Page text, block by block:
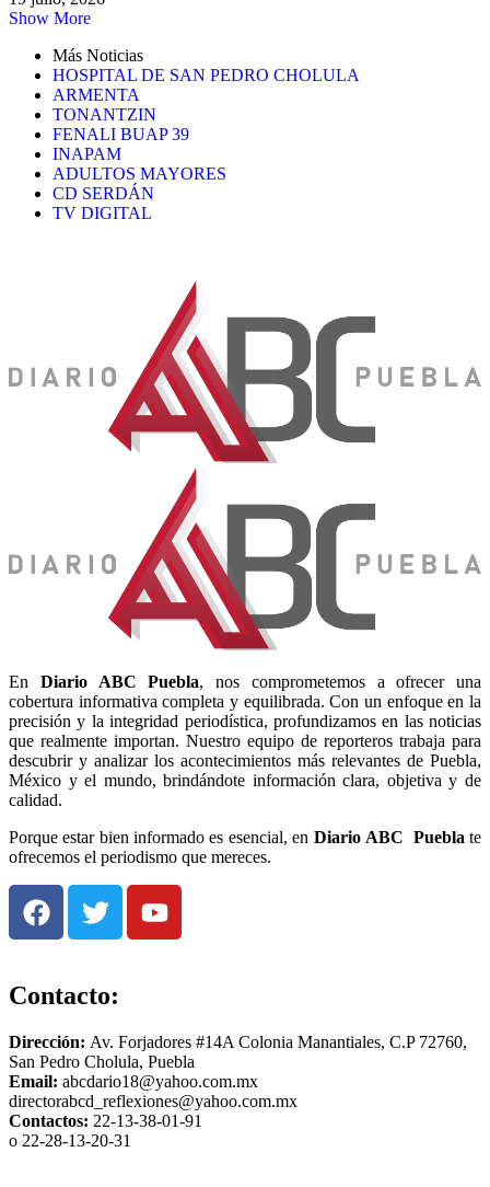
Show More
Más Noticias
HOSPITAL DE SAN PEDRO CHOLULA
ARMENTA
TONANTZIN
FENALI BUAP 39
INAPAM
ADULTOS MAYORES
CD SERDÁN
TV DIGITAL
En Diario ABC Puebla, nos comprometemos a ofrecer una
cobertura informativa completa y equilibrada. Con un enfoque en la
precisión y la integridad periodística, profundizamos en las noticias
que realmente importan. Nuestro equipo de reporteros trabaja para
descubrir y analizar los acontecimientos más relevantes de Puebla,
México y el mundo, brindándote información clara, objetiva y de
calidad.
Porque estar bien informado es esencial, en Diario ABC Pueblate
ofrecemos el periodismo que mereces.
Contacto:
Dirección: Av. Forjadores #14A Colonia Manantiales, C.P 72760,
San Pedro Cholula, Puebla
Email: abcdario18@yahoo.com.mx
directorabcd_reflexiones@yahoo.com.mx
Contactos: 22-13-38-01-91
o 22-28-13-20-31